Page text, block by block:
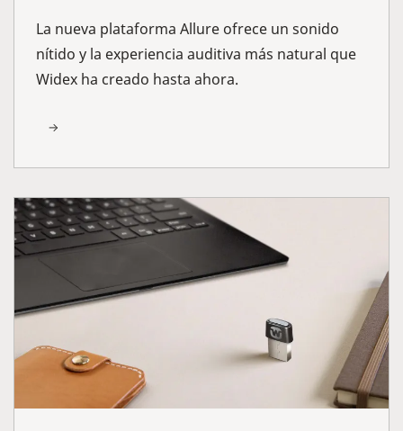
La nueva plataforma Allure ofrece un sonido
nítido y la experiencia auditiva más natural que
Widex ha creado hasta ahora.